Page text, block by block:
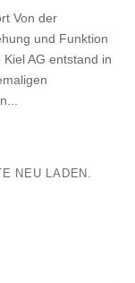
Von der
und Funktion
AG entstand in
NEU LADEN.